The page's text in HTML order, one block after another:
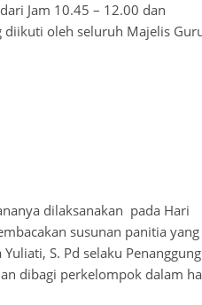
Jam 10.45 – 12.00 dan
diikuti oleh seluruh Majelis
dilaksanakan pada Hari
susunan panitia yang
S. Pd selaku Penanggung
dibagi perkelompok dalam